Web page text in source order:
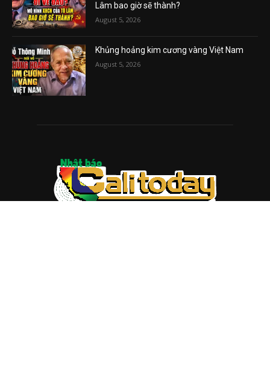
Lâm bao giờ sẽ thành?
August 5, 2026
Khủng hoảng kim cương vàng Việt Nam
August 5, 2026